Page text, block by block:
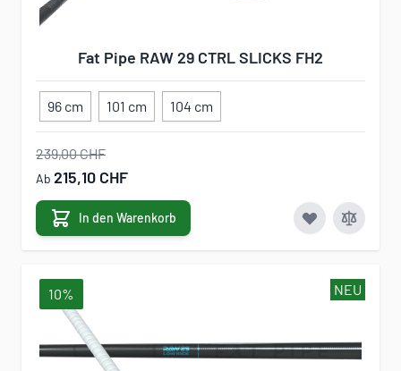
Fat Pipe RAW 29 CTRL SLICKS FH2
96 cm 101 cm 104 cm
239,00 CHF
Ab 215,10 CHF
In den Warenkorb
NEU
10%